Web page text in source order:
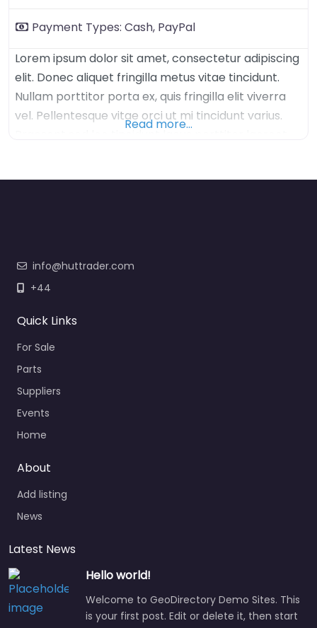
Payment Types: Cash, PayPal
Lorem ipsum dolor sit amet, consectetur adipiscing
elit. Donec aliquet fringilla metus vitae tincidunt.
Nullam porttitor porta ex, quis fringilla elit viverra
vel. Pellentesque vitae orci ut mi tincidunt varius.
Read more…
info@huttrader.com
+44
Quick Links
For Sale
Parts
Suppliers
Events
Home
About
Add listing
News
Latest News
Hello world!
Welcome to GeoDirectory Demo Sites. This
is your first post. Edit or delete it, then start